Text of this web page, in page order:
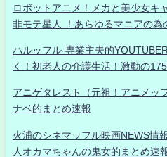
ロボットアニメ！メカと美少女キ
非モテ星人 ！あらゆるマニアの為
ハルッフル-専業主夫的
く！初老人の介護生活！激動の
アニゲタレスト（元祖！アニメ
ナベ的まとめ速報
火浦のシネマッフル映画NEWS情
人オカマちゃんの鬼女的まとめ速